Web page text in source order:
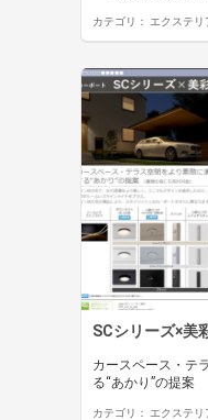
カテゴリ： エクステリ
SCシリーズ×美
カースペース・テ
る“あかり”の提案
カテゴリ： エクステリ